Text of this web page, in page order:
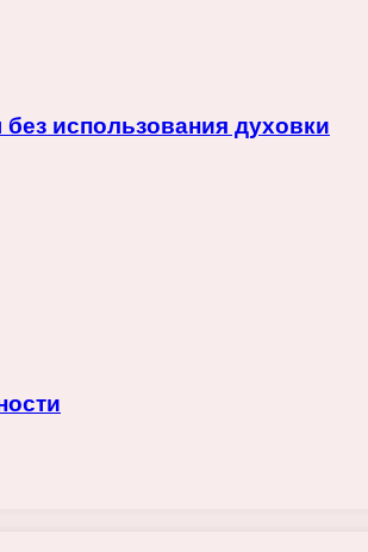
использования духовки